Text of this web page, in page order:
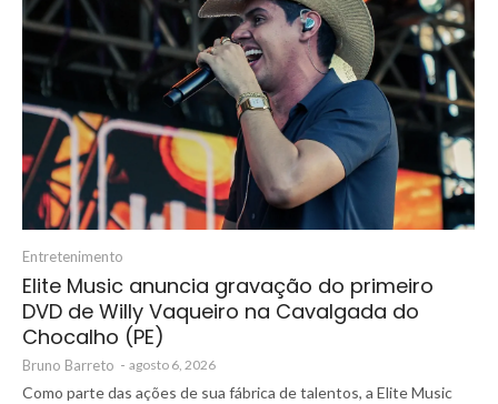
Entretenimento
Elite Music anuncia gravação do primeiro
DVD de Willy Vaqueiro na Cavalgada do
Chocalho (PE)
Bruno Barreto - agosto 6, 2026
Como parte das ações de sua fábrica de talentos, a Elite Music